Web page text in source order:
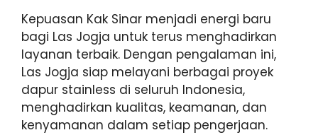
Kepuasan Kak Sinar menjadi energi baru
bagi Las Jogja untuk terus menghadirkan
layanan terbaik. Dengan pengalaman ini,
Las Jogja siap melayani berbagai proyek
dapur stainless di seluruh Indonesia,
menghadirkan kualitas, keamanan, dan
kenyamanan dalam setiap pengerjaan.